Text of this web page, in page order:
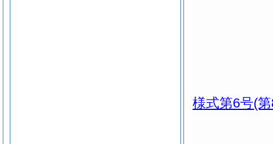
様式第6号(